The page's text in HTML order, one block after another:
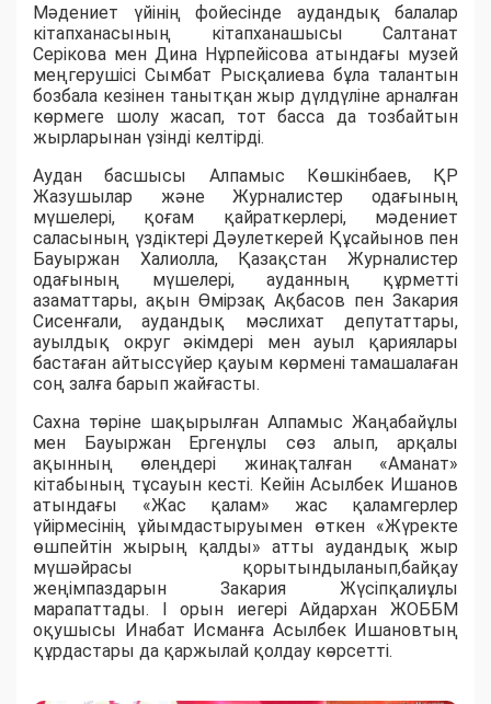
Мәдениет үйінің фойесінде аудандық балалар
кітапханасының кітапханашысы Салтанат
Серікова мен Дина Нұрпейісова атындағы музей
меңгерушісі Сымбат Рысқалиева бұла талантын
бозбала кезінен танытқан жыр дүлдүліне арналған
көрмеге шолу жасап, тот басса да тозбайтын
жырларынан үзінді келтірді.
Аудан басшысы Алпамыс Көшкінбаев, ҚР
Жазушылар және Журналистер одағының
мүшелері, қоғам қайраткерлері, мәдениет
саласының үздіктері Дәулеткерей Құсайынов пен
Бауыржан Халиолла, Қазақстан Журналистер
одағының мүшелері, ауданның құрметті
азаматтары, ақын Өмірзақ Ақбасов пен Закария
Сисенғали, аудандық мәслихат депутаттары,
ауылдық округ әкімдері мен ауыл қариялары
бастаған айтыссүйер қауым көрмені тамашалаған
соң залға барып жайғасты.
Сахна төріне шақырылған Алпамыс Жаңабайұлы
мен Бауыржан Ергенұлы сөз алып, арқалы
ақынның өлеңдері жинақталған «Аманат»
кітабының тұсауын кесті. Кейін Асылбек Ишанов
атындағы «Жас қалам» жас қаламгерлер
үйірмесінің ұйымдастыруымен өткен «Жүректе
өшпейтін жырың қалды» атты аудандық жыр
мүшәйрасы қорытындыланып,байқау
жеңімпаздарын Закария Жүсіпқалиұлы
марапаттады. І орын иегері Айдархан ЖОББМ
оқушысы Инабат Исманға Асылбек Ишановтың
құрдастары да қаржылай қолдау көрсетті.